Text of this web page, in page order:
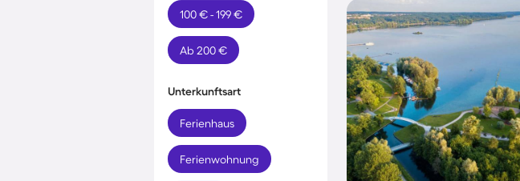
100 € - 199 €
Ab 200 €
Unterkunftsart
Ferienhaus
Ferienwohnung